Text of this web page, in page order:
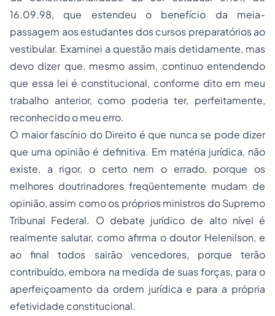
16.09.98, que estendeu o benefício da meia-
passagem aos estudantes dos cursos preparatórios ao
vestibular. Examinei a questão mais detidamente, mas
devo dizer que, mesmo assim, continuo entendendo
que essa lei é constitucional, conforme dito em meu
trabalho anterior, como poderia ter, perfeitamente,
reconhecido o meu erro.
O maior fascínio do Direito é que nunca se pode dizer
que uma opinião é definitiva. Em matéria jurídica, não
existe, a rigor, o certo nem o errado, porque os
melhores doutrinadores freqüentemente mudam de
opinião, assim como os próprios ministros do Supremo
Tribunal Federal. O debate jurídico de alto nível é
realmente salutar, como afirma o doutor Helenilson, e
ao final todos sairão vencedores, porque terão
contribuído, embora na medida de suas forças, para o
aperfeiçoamento da ordem jurídica e para a própria
efetividade constitucional.